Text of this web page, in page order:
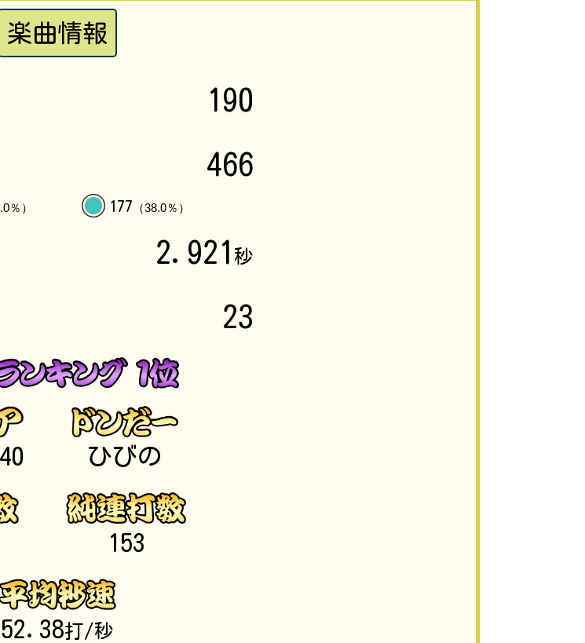
楽曲情報
190
466
％） 177 （38.0％）
2.921 秒
23
ひびの
153
52.38打/秒